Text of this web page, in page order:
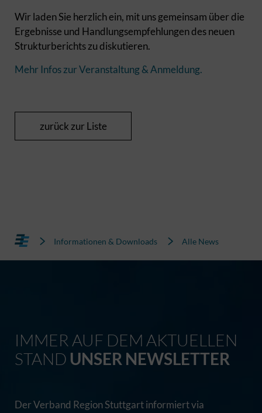
Wir laden Sie herzlich ein, mit uns gemeinsam über die
Ergebnisse und Handlungsempfehlungen des neuen
Strukturberichts zu diskutieren.
Mehr Infos zur Veranstaltung & Anmeldung.
zurück zur Liste
Informationen & Downloads Alle News
IMMER AUF DEM AKTUELLEN
STAND UNSER NEWSLETTER
Der Verband Region Stuttgart informiert via